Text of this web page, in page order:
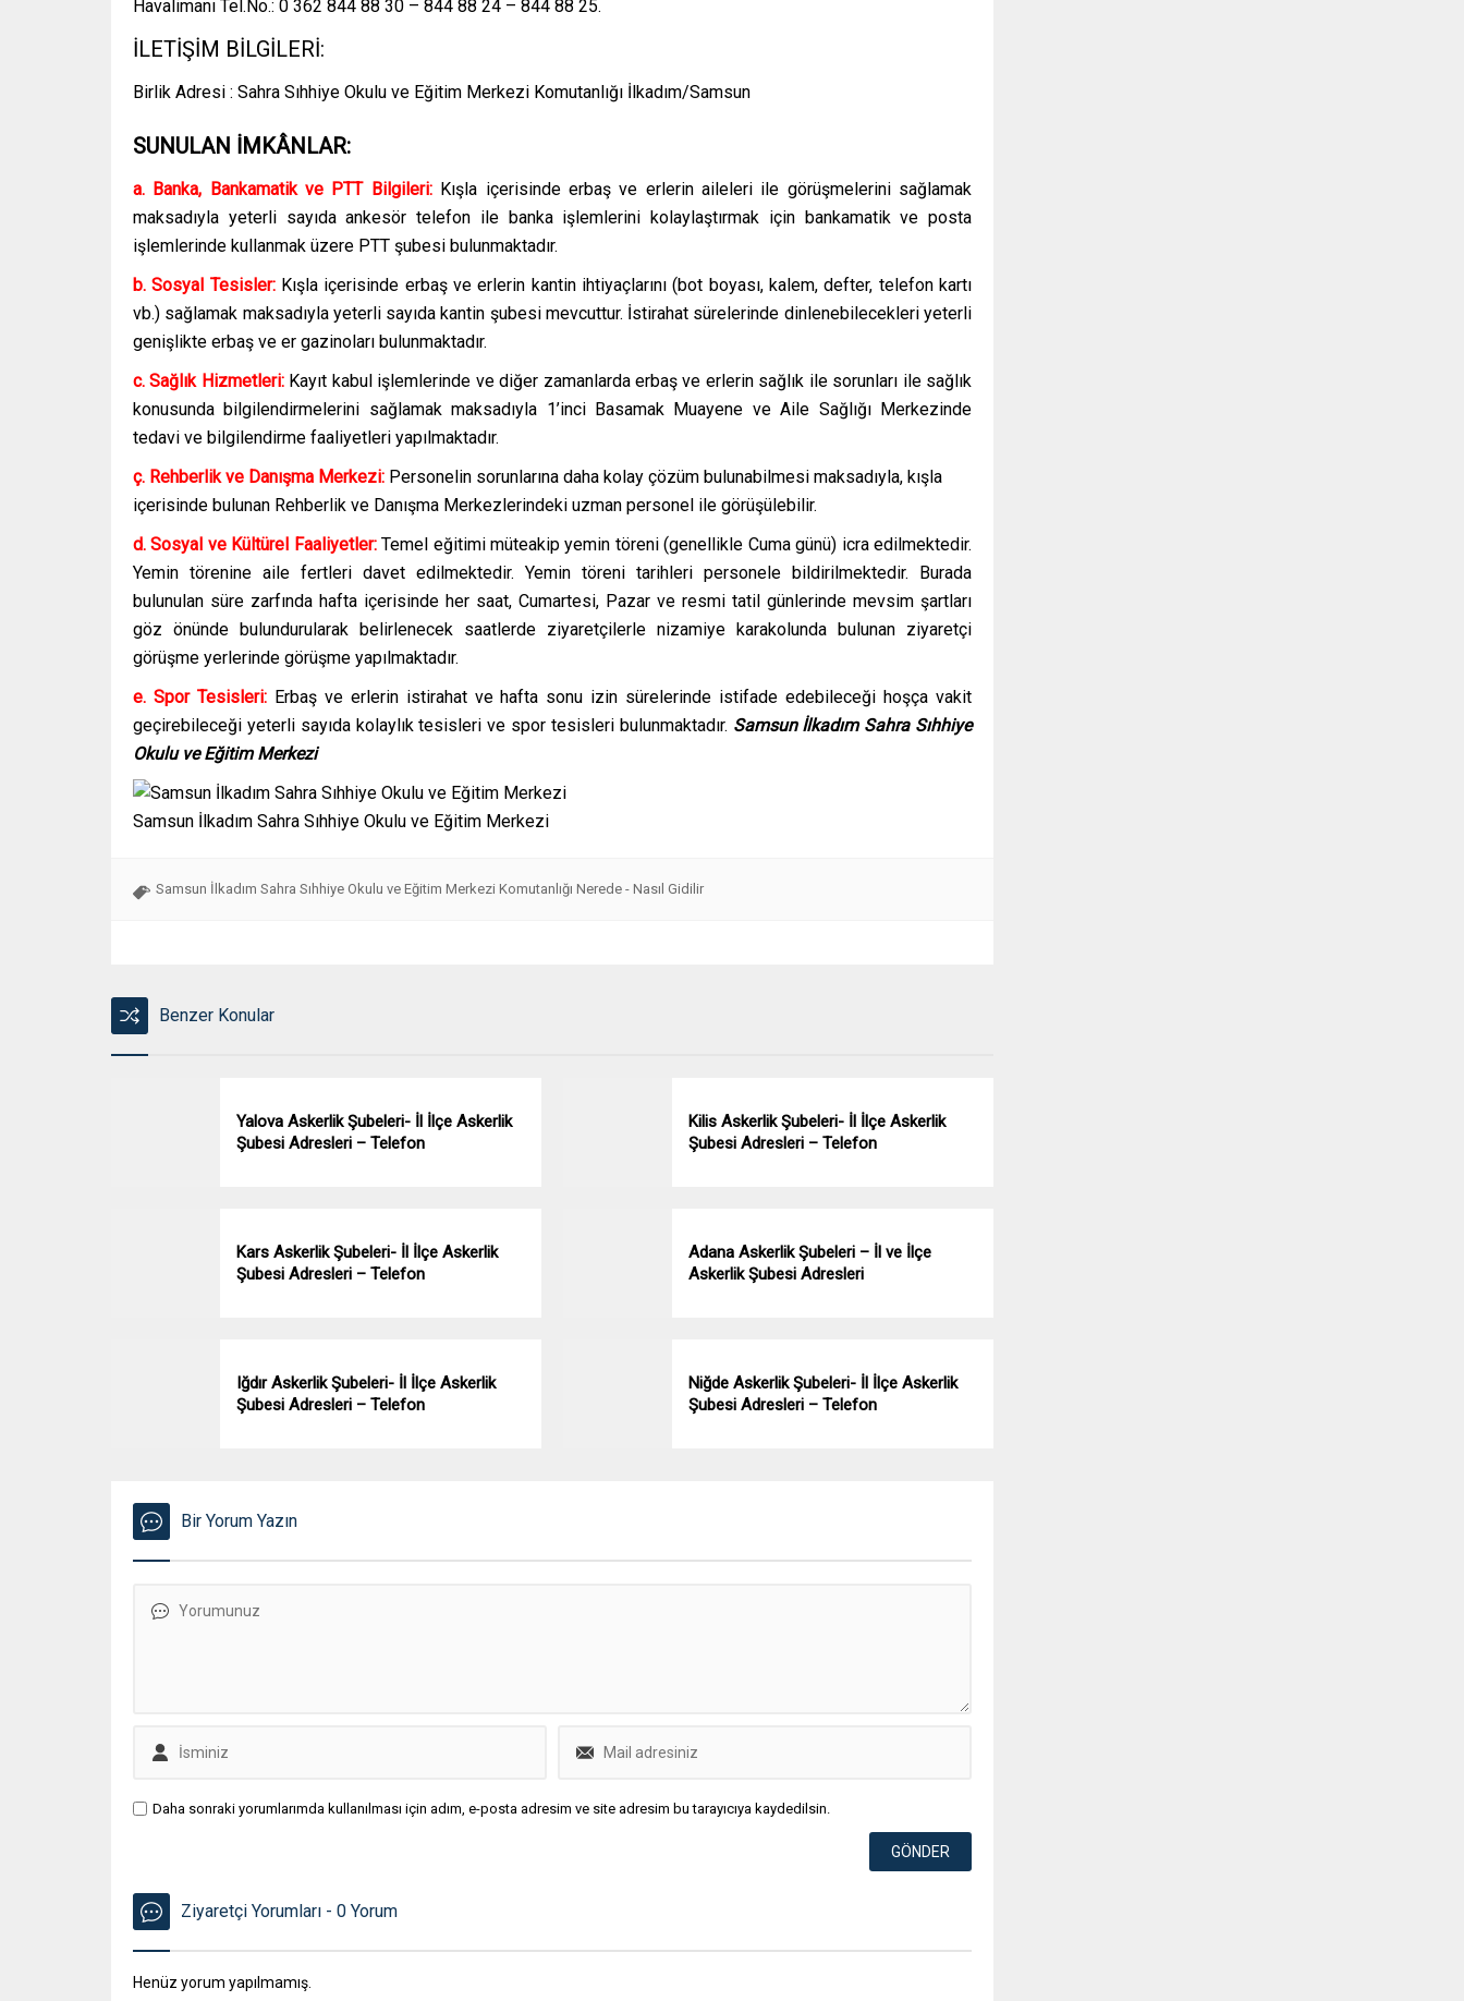
Havalimanı Tel.No.: 0 362 844 88 30 – 844 88 24 – 844 88 25.
İLETİŞİM BİLGİLERİ:
Birlik Adresi : Sahra Sıhhiye Okulu ve Eğitim Merkezi Komutanlığı İlkadım/Samsun
SUNULAN İMKÂNLAR:
a. Banka, Bankamatik ve PTT Bilgileri:Kışla içerisinde erbaş ve erlerin aileleri ile görüşmelerini sağlamak
maksadıyla yeterli sayıda ankesör telefon ile banka işlemlerini kolaylaştırmak için bankamatik ve posta
işlemlerinde kullanmak üzere PTT şubesi bulunmaktadır.
b. Sosyal Tesisler:Kışla içerisinde erbaş ve erlerin kantin ihtiyaçlarını (bot boyası, kalem, defter, telefon kartı
vb.) sağlamak maksadıyla yeterli sayıda kantin şubesi mevcuttur. İstirahat sürelerinde dinlenebilecekleri yeterli
genişlikte erbaş ve er gazinoları bulunmaktadır.
c. Sağlık Hizmetleri:Kayıt kabul işlemlerinde ve diğer zamanlarda erbaş ve erlerin sağlık ile sorunları ile sağlık
konusunda bilgilendirmelerini sağlamak maksadıyla 1’inci Basamak Muayene ve Aile Sağlığı Merkezinde
tedavi ve bilgilendirme faaliyetleri yapılmaktadır.
ç. Rehberlik ve Danışma Merkezi: Personelin sorunlarına daha kolay çözüm bulunabilmesi maksadıyla, kışla
içerisinde bulunan Rehberlik ve Danışma Merkezlerindeki uzman personel ile görüşülebilir.
d. Sosyal ve Kültürel Faaliyetler: Temel eğitimi müteakip yemin töreni (genellikle Cuma günü) icra edilmektedir.
Yemin törenine aile fertleri davet edilmektedir. Yemin töreni tarihleri personele bildirilmektedir. Burada
bulunulan süre zarfında hafta içerisinde her saat, Cumartesi, Pazar ve resmi tatil günlerinde mevsim şartları
göz önünde bulundurularak belirlenecek saatlerde ziyaretçilerle nizamiye karakolunda bulunan ziyaretçi
görüşme yerlerinde görüşme yapılmaktadır.
e. Spor Tesisleri:Erbaş ve erlerin istirahat ve hafta sonu izin sürelerinde istifade edebileceği hoşça vakit
geçirebileceği yeterli sayıda kolaylık tesisleri ve spor tesisleri bulunmaktadır. Samsun İlkadım Sahra Sıhhiye
Okulu ve Eğitim Merkezi
Samsun İlkadım Sahra Sıhhiye Okulu ve Eğitim Merkezi
Samsun İlkadım Sahra Sıhhiye Okulu ve Eğitim Merkezi Komutanlığı Nerede - Nasıl Gidilir
Benzer Konular
Yalova Askerlik Şubeleri- İl İlçe Askerlik
Şubesi Adresleri – Telefon
Kilis Askerlik Şubeleri- İl İlçe Askerlik
Şubesi Adresleri – Telefon
Kars Askerlik Şubeleri- İl İlçe Askerlik
Şubesi Adresleri – Telefon
Adana Askerlik Şubeleri – İl ve İlçe
Askerlik Şubesi Adresleri
Iğdır Askerlik Şubeleri- İl İlçe Askerlik
Şubesi Adresleri – Telefon
Niğde Askerlik Şubeleri- İl İlçe Askerlik
Şubesi Adresleri – Telefon
Bir Yorum Yazın
Daha sonraki yorumlarımda kullanılması için adım, e-posta adresim ve site adresim bu tarayıcıya kaydedilsin.
Ziyaretçi Yorumları - 0 Yorum
Henüz yorum yapılmamış.